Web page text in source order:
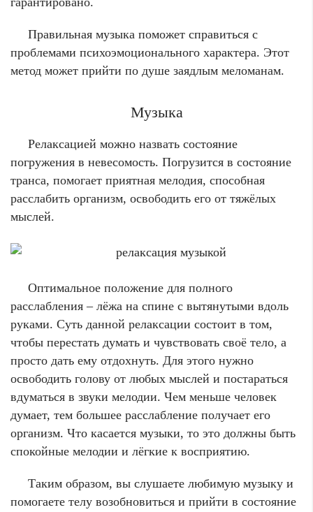
Правильная музыка поможет справиться с
проблемами психоэмоционального характера. Этот
метод может прийти по душе заядлым меломанам.
Музыка
Релаксацией можно назвать состояние
погружения в невесомость. Погрузится в состояние
транса, помогает приятная мелодия, способная
расслабить организм, освободить его от тяжёлых
мыслей.
Оптимальное положение для полного
расслабления – лёжа на спине с вытянутыми вдоль
руками. Суть данной релаксации состоит в том,
чтобы перестать думать и чувствовать своё тело, а
просто дать ему отдохнуть. Для этого нужно
освободить голову от любых мыслей и постараться
вдуматься в звуки мелодии. Чем меньше человек
думает, тем большее расслабление получает его
организм. Что касается музыки, то это должны быть
спокойные мелодии и лёгкие к восприятию.
Таким образом, вы слушаете любимую музыку и
помогаете телу возобновиться и прийти в состояние